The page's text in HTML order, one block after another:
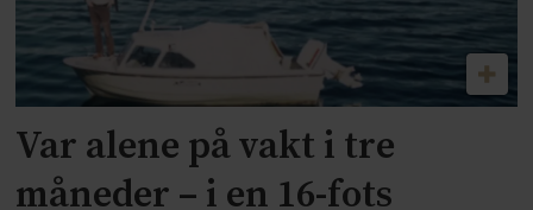
Var alene på vakt i tre
måneder – i en 16-fots